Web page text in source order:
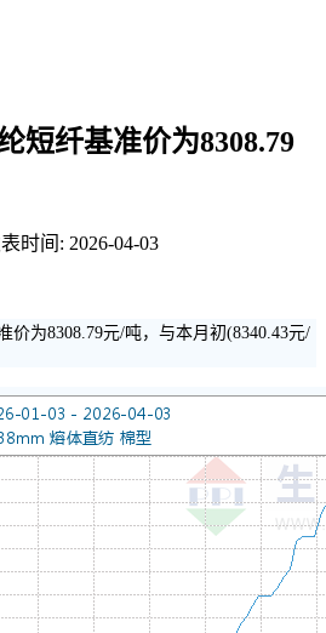
短纤基准价为8308.79
时间: 2026-04-03
价为8308.79元/吨，与本月初(8340.43元/